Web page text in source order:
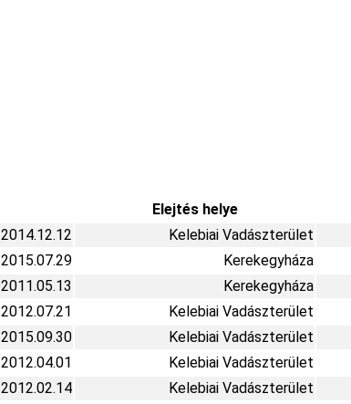
Elejtés helye
2014.12.12
Kelebiai Vadászterület
2015.07.29
Kerekegyháza
2011.05.13
Kerekegyháza
2012.07.21
Kelebiai Vadászterület
2015.09.30
Kelebiai Vadászterület
2012.04.01
Kelebiai Vadászterület
2012.02.14
Kelebiai Vadászterület